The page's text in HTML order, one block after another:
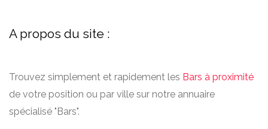
A propos du site :
Trouvez simplement et rapidement les Bars à proximité
de votre position ou par ville sur notre annuaire
spécialisé "Bars".